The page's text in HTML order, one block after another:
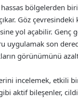
bölgelerden
Göz çevresindeki
yol açabilir. Genç
uygulamak son
görünümünü
incelemek, etkili
aktif bileşenler,